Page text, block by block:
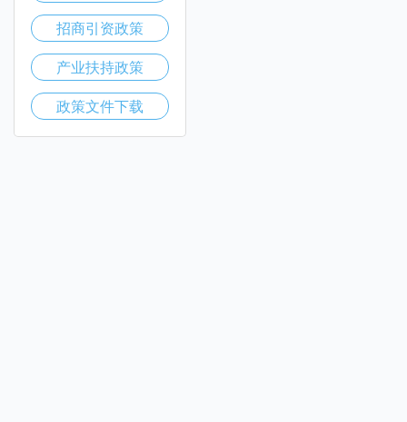
招商引资政策
产业扶持政策
政策文件下载